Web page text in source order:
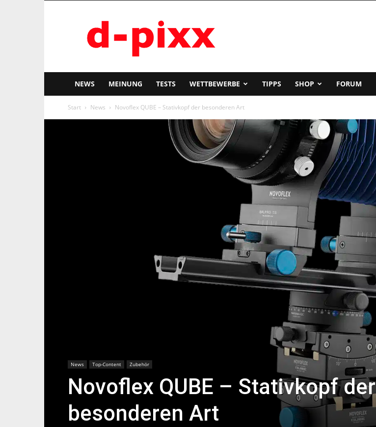
pixx
NEWS MEINUNG TESTS WETTBEWERBE TIPPS SHOP FORUM
Start News Novoflex QUBE – Stativkopf der besonderen Art
News Top-Content Zubehör
Novoflex QUBE – Stativkopf der
besonderen Art